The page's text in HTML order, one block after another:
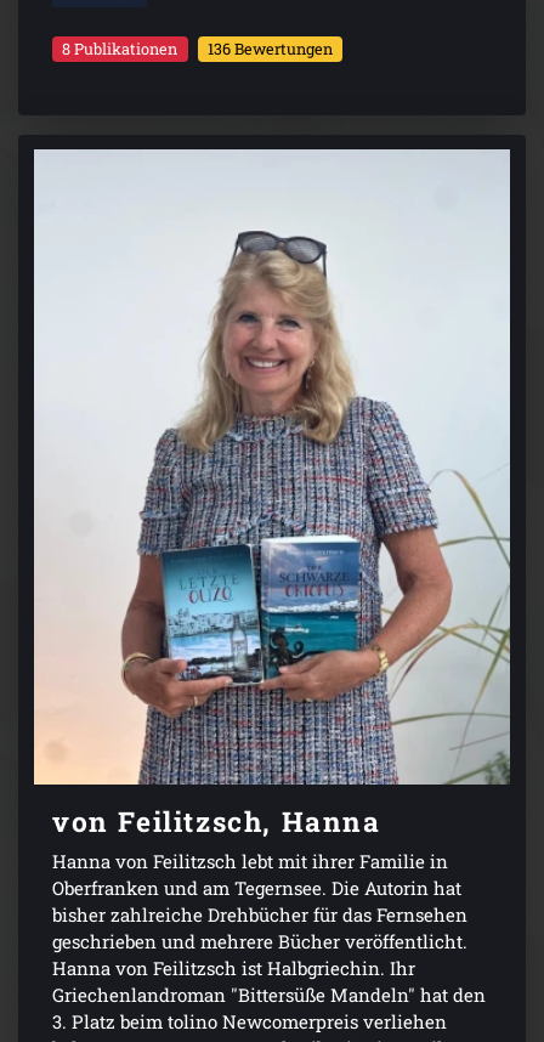
8 Publikationen 136 Bewertungen
von Feilitzsch, Hanna
Hanna von Feilitzsch lebt mit ihrer Familie in
Oberfranken und am Tegernsee. Die Autorin hat
bisher zahlreiche Drehbücher für das Fernsehen
geschrieben und mehrere Bücher veröffentlicht.
Hanna von Feilitzsch ist Halbgriechin. Ihr
Griechenlandroman "Bittersüße Mandeln" hat den
3. Platz beim tolino Newcomerpreis verliehen